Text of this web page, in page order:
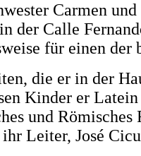
Carmen
der Calle
für einen der
die er in der
Kinder er
und
Leiter, José